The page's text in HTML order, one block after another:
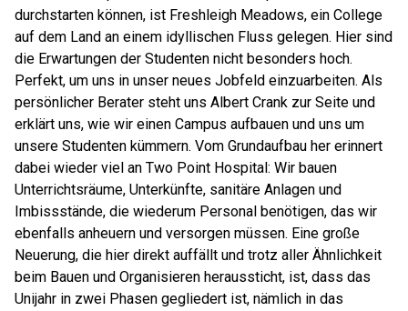
durchstarten können, ist Freshleigh Meadows, ein College
auf dem Land an einem idyllischen Fluss gelegen. Hier sind
die Erwartungen der Studenten nicht besonders hoch.
Perfekt, um uns in unser neues Jobfeld einzuarbeiten. Als
persönlicher Berater steht uns Albert Crank zur Seite und
erklärt uns, wie wir einen Campus aufbauen und uns um
unsere Studenten kümmern. Vom Grundaufbau her erinnert
dabei wieder viel an Two Point Hospital: Wir bauen
Unterrichtsräume, Unterkünfte, sanitäre Anlagen und
Imbissstände, die wiederum Personal benötigen, das wir
ebenfalls anheuern und versorgen müssen. Eine große
Neuerung, die hier direkt auffällt und trotz aller Ähnlichkeit
beim Bauen und Organisieren heraussticht, ist, dass das
Unijahr in zwei Phasen gegliedert ist, nämlich in das